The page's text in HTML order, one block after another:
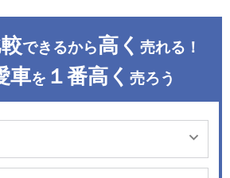
できるから高く 売れる！
車を １番高く 売ろう